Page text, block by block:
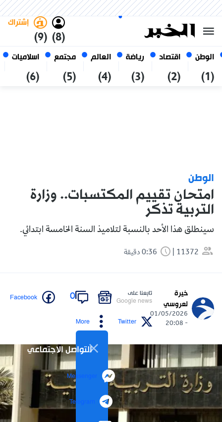
الوطن
(1)
اقتصاد
(2)
رياضة
(3)
العالم
(4)
مجتمع
(5)
اسلاميات
(6)
(8)
إشتراك
(9)
06 أغسطس 2026
الجزائر
الوطن
امتحان تقييم المكتسبات.. وزارة
التربية تذكر
سينطلق هذا الأحد بالنسبة لتلاميذ السنة الخامسة ابتدائي.
11372
خيرة
لعروسي
01/05/2026
- 20:08
تابعنا على
Google news
0
Facebook
Twitter
More
التواصل الاجتماعي
Messenger
Telegram